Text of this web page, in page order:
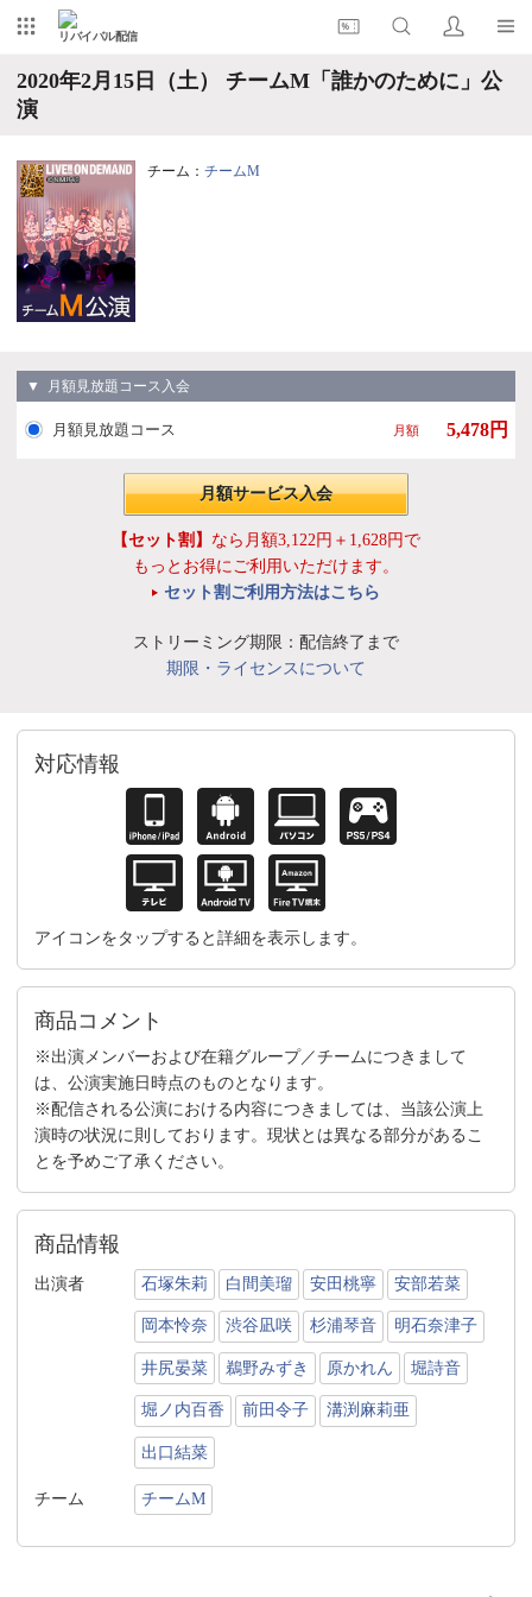
リバイバル配信
2020年2月15日（土） チームM「誰かのために」公
演
チーム： チームM
▼ 月額見放題コース入会
月額見放題コース 月額 5,478円
月額サービス入会
【セット割】 なら月額3,122円＋1,628円で
もっとお得にご利用いただけます。
セット割ご利用方法はこちら
ストリーミング期限：配信終了まで
期限・ライセンスについて
対応情報
アイコンをタップすると詳細を表示します。
商品コメント
※出演メンバーおよび在籍グループ／チームにつきまして
は、公演実施日時点のものとなります。
※配信される公演における内容につきましては、当該公演上
演時の状況に則しております。現状とは異なる部分があるこ
とを予めご了承ください。
商品情報
出演者 石塚朱莉 白間美瑠 安田桃寧 安部若菜
岡本怜奈 渋谷凪咲 杉浦琴音 明石奈津子
井尻晏菜 鵜野みずき 原かれん 堀詩音
堀ノ内百香 前田令子 溝渕麻莉亜
出口結菜
チーム チームM